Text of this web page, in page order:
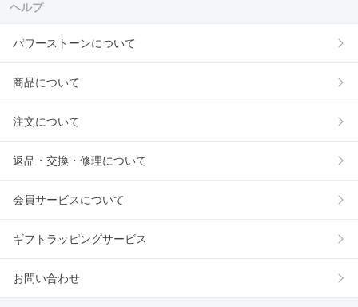
ヘルプ
パワーストーンについて
商品について
注文について
返品・交換・修理について
会員サービスについて
ギフトラッピングサービス
お問い合わせ